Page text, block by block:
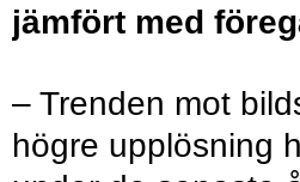
jämfört med
– Trenden mot
högre upplösning